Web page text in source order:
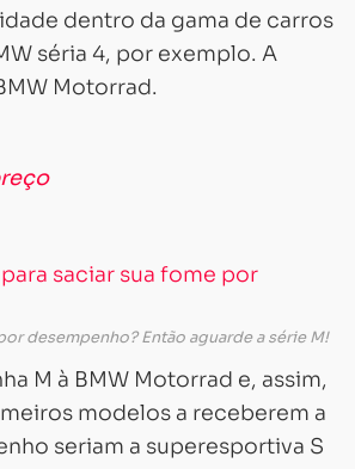
dentro da gama de carros
séria 4, por exemplo. A
Motorrad.
desempenho? Então aguarde a série M!
M à BMW Motorrad e, assim,
modelos a receberem a
seriam a superesportiva S